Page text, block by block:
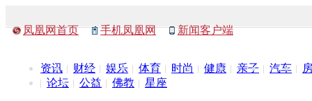
凤凰网首页 手机凤凰网 新闻客户端
资讯 财经 娱乐 体育 时尚 健康 亲子 汽车
论坛
公益 佛教 星座